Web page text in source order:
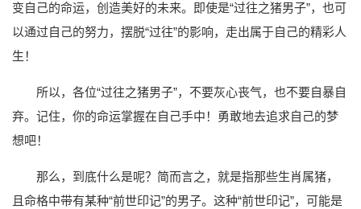
变自己的命运，创造美好的未来。即使是“过往之猪男子”，也可
以通过自己的努力，摆脱“过往”的影响，走出属于自己的精彩人
生！
所以，各位“过往之猪男子”，不要灰心丧气，也不要自暴自
弃。记住，你的命运掌握在自己手中！勇敢地去追求自己的梦
想吧！
那么，到底什么是呢？简而言之，就是指那些生肖属猪，
且命格中带有某种“前世印记”的男子。这种“前世印记”，可能是